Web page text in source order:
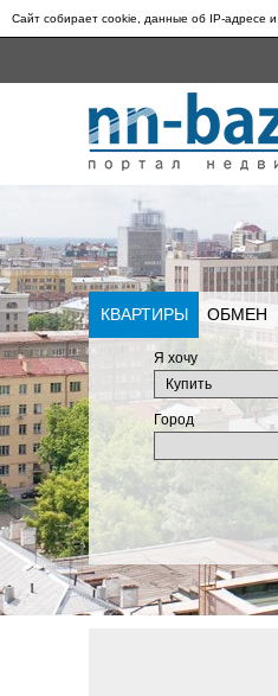
Сайт собирает cookie, данные об IP-адресе
КВАРТИРЫ ОБМЕН
Я хочу
Город